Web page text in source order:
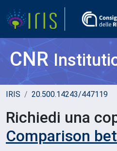
CNR
IRIS 20.500.14243/447119
Richiedi una
Comparison